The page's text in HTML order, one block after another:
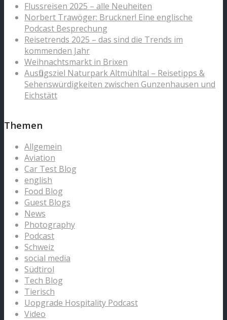
Flussreisen 2025 – alle Neuheiten
Norbert Trawöger: Bruckner! Eine englische
Podcast Besprechung
Reisetrends 2025 – das sind die Trends im
kommenden Jahr
Weihnachtsmarkt in Brixen
Ausflugsziel Naturpark Altmühltal – Reisetipps &
Sehenswürdigkeiten zwischen Gunzenhausen und
Eichstätt
Themen
Allgemein
Aviation
Car Test Blog
english
Food Blog
Guest Blogs
News
Photography
Podcast
Schweiz
social media
Südtirol
Tech Blog
Tierisch
Uopgrade Hospitality Podcast
Video